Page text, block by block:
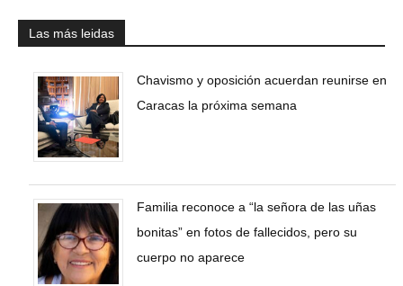
Las más leidas
Chavismo y oposición acuerdan reunirse en
Caracas la próxima semana
Familia reconoce a “la señora de las uñas
bonitas” en fotos de fallecidos, pero su
cuerpo no aparece